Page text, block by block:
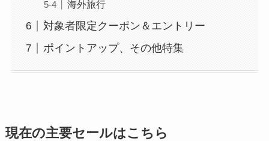
海外旅行
対象者限定クーポン＆エントリー
ポイントアップ、その他特集
現在の主要セールはこちら